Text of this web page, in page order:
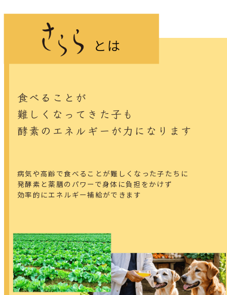
食べることが
難しくなってきた子も
酵素のエネルギーが力になります
病気や高齢で食べることが難しくなった子たちに
発酵素と薬膳のパワーで身体に負担をかけず
効率的にエネルギー補給ができます